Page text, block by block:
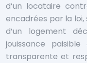
d’un locataire
encadrées par la
d’un logement
jouissance
transparente et